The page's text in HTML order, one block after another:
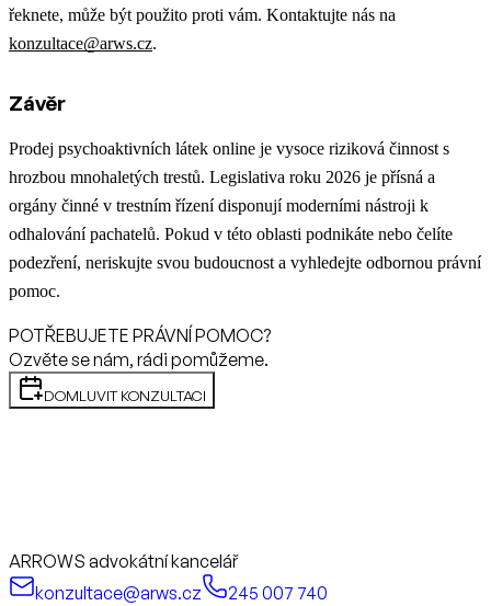
řeknete, může být použito proti vám. Kontaktujte nás na
konzultace@arws.cz.
Závěr
Prodej psychoaktivních látek online je vysoce riziková činnost s
hrozbou mnohaletých trestů. Legislativa roku 2026 je přísná a
orgány činné v trestním řízení disponují moderními nástroji k
odhalování pachatelů. Pokud v této oblasti podnikáte nebo čelíte
podezření, neriskujte svou budoucnost a vyhledejte odbornou právní
pomoc.
POTŘEBUJETE PRÁVNÍ POMOC?
Ozvěte se nám, rádi pomůžeme.
DOMLUVIT KONZULTACI
ARROWS advokátní kancelář
konzultace@arws.cz
245 007 740